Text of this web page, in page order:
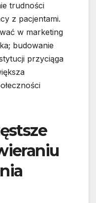
trudności
z pacjentami.
w marketing
budowanie
przyciąga